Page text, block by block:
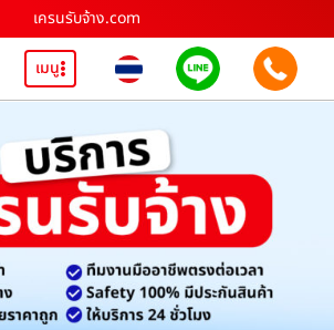
เครนรับจ้าง.com
เมนู